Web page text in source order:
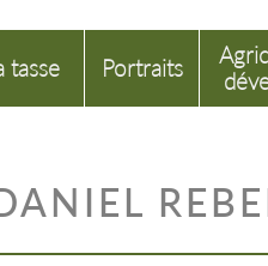
tasse Portraits